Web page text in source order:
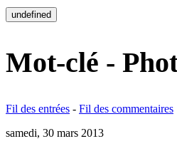
undefined
Mot-clé -
Fil des entrées - Fil des commentaires
samedi, 30 mars 2013